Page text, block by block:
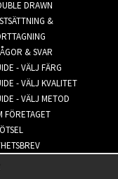
DRAWN
&
& SVAR
- VÄLJ FÄRG
- VÄLJ KVALITET
- VÄLJ METOD
FÖRETAGET